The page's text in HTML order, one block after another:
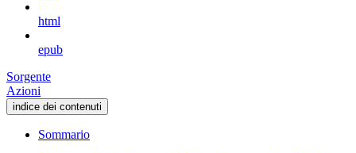
html
epub
Sorgente
Azioni
indice dei contenuti
Sommario